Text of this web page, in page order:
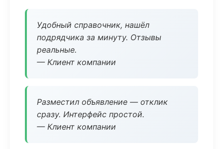
Удобный справочник, нашёл
подрядчика за минуту. Отзывы
реальные.
— Клиент компании
Разместил объявление — отклик
сразу. Интерфейс простой.
— Клиент компании